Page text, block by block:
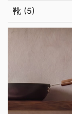
靴 (5)